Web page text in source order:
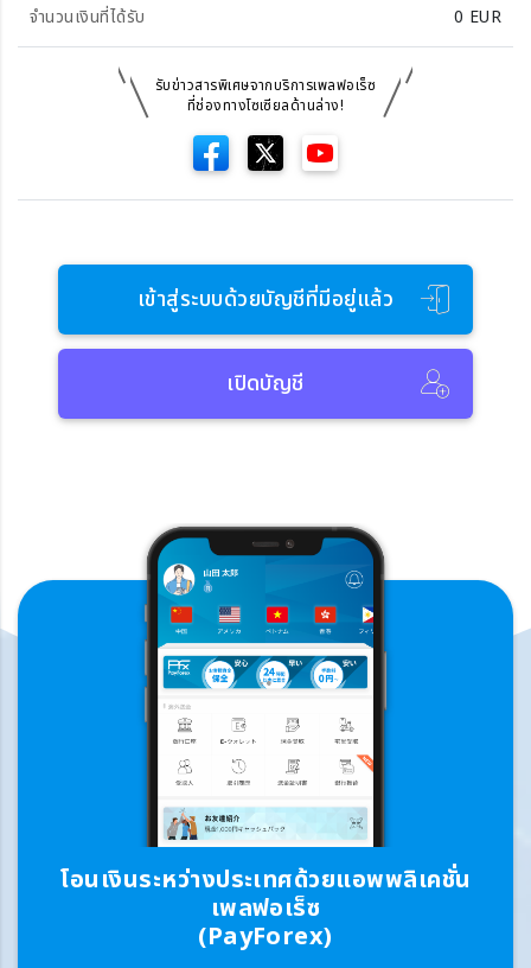
จำนวนเงินที่ได้รับ 0 EUR
รับข่าวสารพิเศษจากบริการเพลฟอเร็ซ
ที่ช่องทางโซเซียลด้านล่าง!
เข้าสู่ระบบด้วยบัญชีที่มีอยู่แล้ว
เปิดบัญชี
โอนเงินระหว่างประเทศด้วยแอพพลิเคชั่น
เพลฟอเร็ซ
(PayForex)